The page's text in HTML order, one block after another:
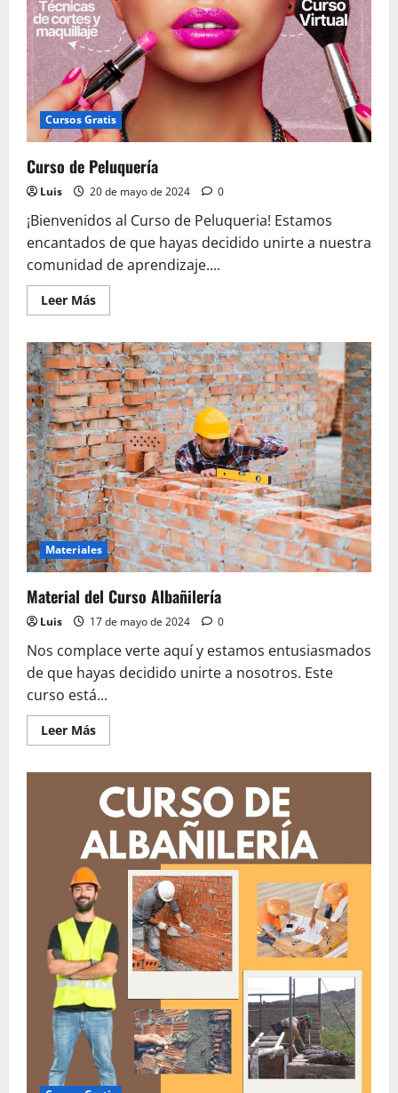
Cursos Gratis
Curso de Peluquería
Luis 20 de mayo de 2024 0
¡Bienvenidos al Curso de Peluqueria! Estamos
encantados de que hayas decidido unirte a nuestra
comunidad de aprendizaje....
Leer MásLeer
más
Curso
de
Peluquería
Materiales
Material del Curso Albañilería
Luis 17 de mayo de 2024 0
Nos complace verte aquí y estamos entusiasmados
de que hayas decidido unirte a nosotros. Este
curso está...
Leer MásLeer
más
del
Curso
Albañilería